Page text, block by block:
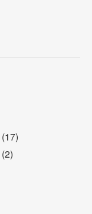
(17)
(2)